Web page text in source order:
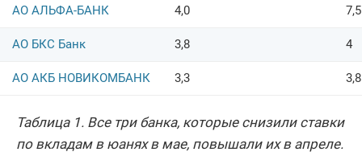
АО АЛЬФА-БАНК 4,0 7,5
АО БКС Банк 3,8 4
АО АКБ НОВИКОМБАНК 3,3 3,8
Таблица 1. Все три банка, которые снизили ставки
по вкладам в юанях в мае, повышали их в апреле.